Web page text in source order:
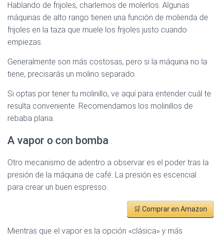
Hablando de frijoles, charlemos de molerlos. Algunas
máquinas de alto rango tienen una función de molienda de
frijoles en la taza que muele los frijoles justo cuando
empiezas.
Generalmente son más costosas, pero si la máquina no la
tiene, precisarás un molino separado.
Si optas por tener tu molinillo, ve aquí para entender cuál te
resulta conveniente. Recomendamos los molinillos de
rebaba plana.
A vapor o con bomba
Otro mecanismo de adentro a observar es el poder tras la
presión de la máquina de café. La presión es escencial
para crear un buen espresso.
🛒 Comprar en Amazon
Mientras que el vapor es la opción «clásica» y más